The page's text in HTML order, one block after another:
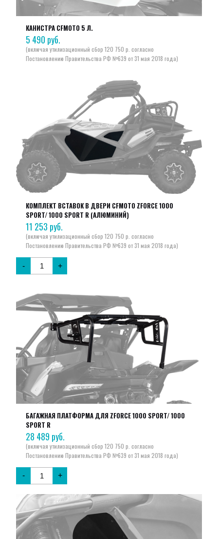
КАНИСТРА CFMOTO 5 Л.
5 490 руб.
КОМПЛЕКТ ВСТАВОК В ДВЕРИ CFMOTO ZFORCE 1000
SPORT/ 1000 SPORT R (АЛЮМИНИЙ)
11 253 руб.
- +
БАГАЖНАЯ ПЛАТФОРМА ДЛЯ ZFORCE 1000 SPORT/ 1000
SPORT R
28 489 руб.
- +